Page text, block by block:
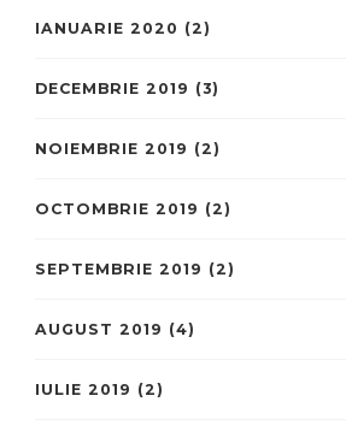
IANUARIE 2020 (2)
DECEMBRIE 2019 (3)
NOIEMBRIE 2019 (2)
OCTOMBRIE 2019 (2)
SEPTEMBRIE 2019 (2)
AUGUST 2019 (4)
IULIE 2019 (2)